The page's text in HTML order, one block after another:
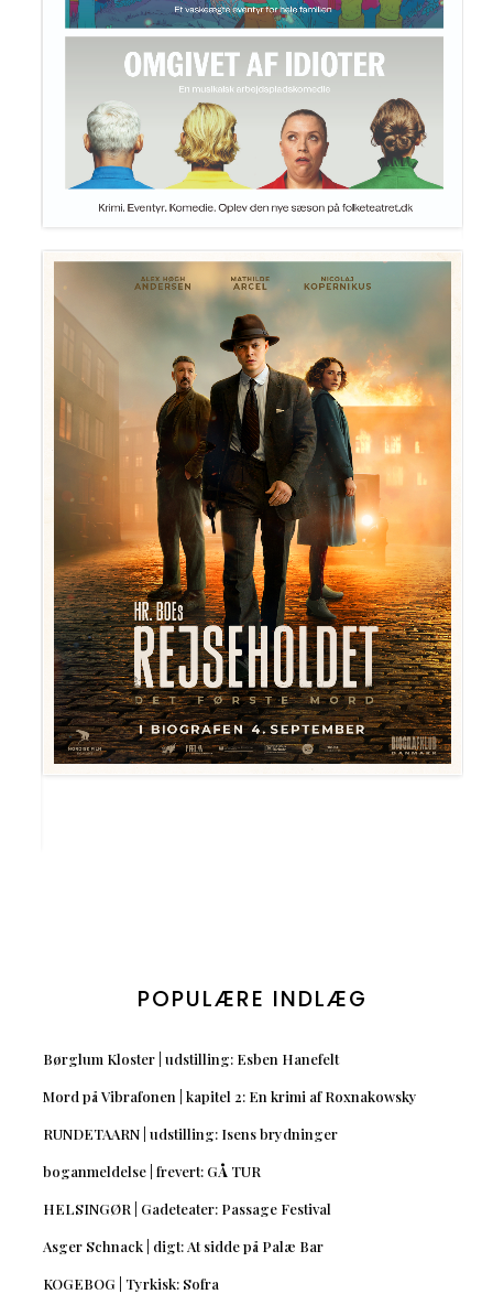
POPULÆRE INDLÆG
Børglum Kloster | udstilling: Esben Hanefelt
Mord på Vibrafonen | kapitel 2: En krimi af Roxnakowsky
RUNDETAARN | udstilling: Isens brydninger
boganmeldelse | frevert: GÅ TUR
HELSINGØR | Gadeteater: Passage Festival
Asger Schnack | digt: At sidde på Palæ Bar
KOGEBOG | Tyrkisk: Sofra